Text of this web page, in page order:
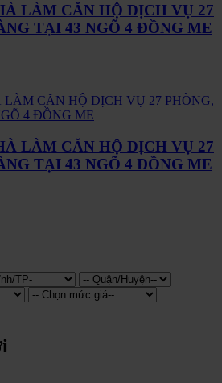
LÀM CĂN HỘ DỊCH VỤ 27
TẠI 43 NGÕ 4 ĐỒNG ME
LÀM CĂN HỘ DỊCH VỤ 27
TẠI 43 NGÕ 4 ĐỒNG ME